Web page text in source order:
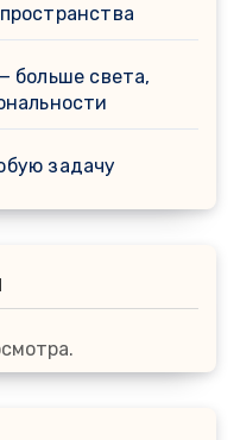
больше света,
задачу